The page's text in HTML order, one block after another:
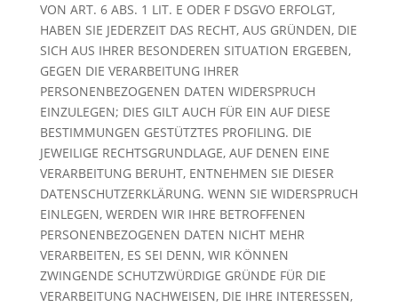
VON ART. 6 ABS. 1 LIT. E ODER F DSGVO ERFOLGT,
HABEN SIE JEDERZEIT DAS RECHT, AUS GRÜNDEN, DIE
SICH AUS IHRER BESONDEREN SITUATION ERGEBEN,
GEGEN DIE VERARBEITUNG IHRER
PERSONENBEZOGENEN DATEN WIDERSPRUCH
EINZULEGEN; DIES GILT AUCH FÜR EIN AUF DIESE
BESTIMMUNGEN GESTÜTZTES PROFILING. DIE
JEWEILIGE RECHTSGRUNDLAGE, AUF DENEN EINE
VERARBEITUNG BERUHT, ENTNEHMEN SIE DIESER
DATENSCHUTZERKLÄRUNG. WENN SIE WIDERSPRUCH
EINLEGEN, WERDEN WIR IHRE BETROFFENEN
PERSONENBEZOGENEN DATEN NICHT MEHR
VERARBEITEN, ES SEI DENN, WIR KÖNNEN
ZWINGENDE SCHUTZWÜRDIGE GRÜNDE FÜR DIE
VERARBEITUNG NACHWEISEN, DIE IHRE INTERESSEN,